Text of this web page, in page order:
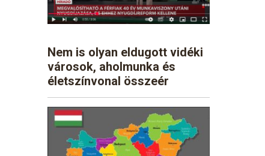
Nem is olyan eldugott vidéki
városok, aholmunka és
életszínvonal összeér